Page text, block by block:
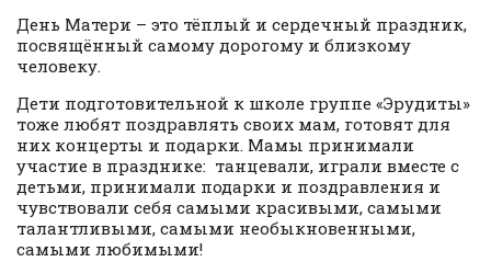
День Матери – это тёплый и сердечный праздник,
посвящённый самому дорогому и близкому
человеку.
Дети подготовительной к школе группе «Эрудиты»
тоже любят поздравлять своих мам, готовят для
них концерты и подарки. Мамы принимали
участие в празднике: танцевали, играли вместе с
детьми, принимали подарки и поздравления и
чувствовали себя самыми красивыми, самыми
талантливыми, самыми необыкновенными,
самыми любимыми!